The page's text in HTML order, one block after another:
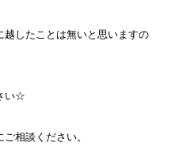
越したことは無いと思いますの
い☆
相談ください。